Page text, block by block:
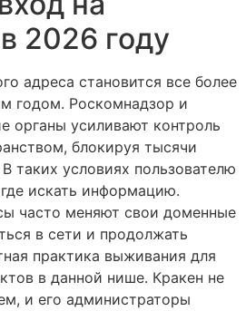
2026 году
адреса становится все более
годом. Роскомнадзор и
органы усиливают контроль
блокируя тысячи
таких условиях пользователю
искать информацию.
часто меняют свои доменные
в сети и продолжать
практика выживания для
в данной нише. Кракен не
и его администраторы